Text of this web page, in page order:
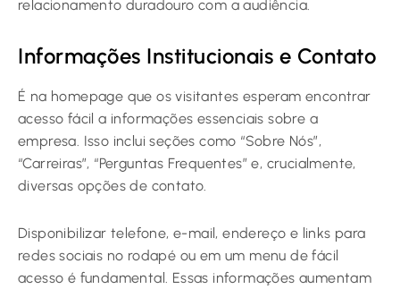
relacionamento duradouro com a audiência.
Informações Institucionais e Contato
É na homepage que os visitantes esperam encontrar
acesso fácil a informações essenciais sobre a
empresa. Isso inclui seções como “Sobre Nós”,
“Carreiras”, “Perguntas Frequentes” e, crucialmente,
diversas opções de contato.
Disponibilizar telefone, e-mail, endereço e links para
redes sociais no rodapé ou em um menu de fácil
acesso é fundamental. Essas informações aumentam